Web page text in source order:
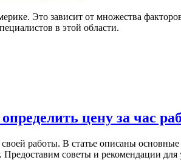
Это зависит от множества
в этой области.
цену за час
работы. В статье описаны
советы и рекомендации для